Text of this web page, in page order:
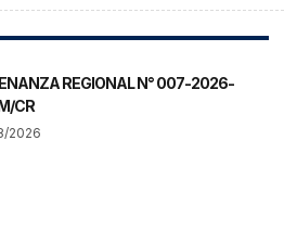
REGIONAL N° 007-2026-
CR
2026